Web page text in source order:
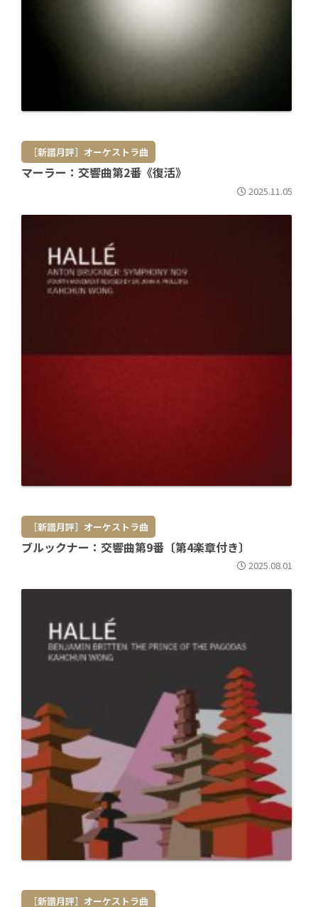
［新譜月評］オーケストラ曲
マーラー：交響曲第2番《復活》
2025.11.05
［新譜月評］オーケストラ曲
ブルックナー：交響曲第9番〔第4楽章付き〕
2025.08.01
［新譜月評］オーケストラ曲